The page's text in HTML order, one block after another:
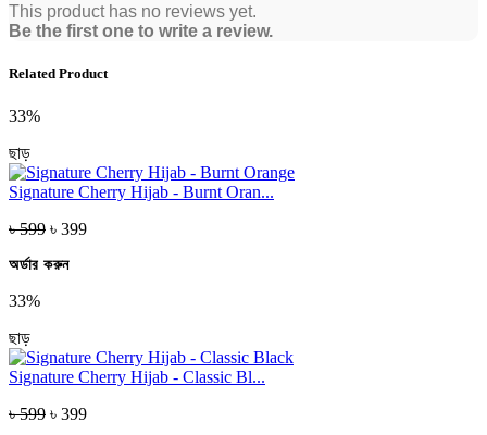
This product has no reviews yet.
Be the first one to write a review.
Related Product
33%
ছাড়
Signature Cherry Hijab - Burnt Oran...
৳ 599 ৳ 399
অর্ডার করুন
33%
ছাড়
Signature Cherry Hijab - Classic Bl...
৳ 599 ৳ 399